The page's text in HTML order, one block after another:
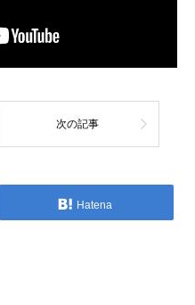
次の記事
Hatena